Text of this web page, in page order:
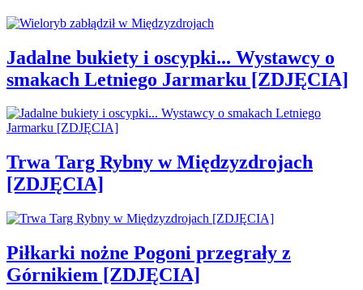
Jadalne bukiety i oscypki... Wystawcy o
smakach Letniego Jarmarku [ZDJĘCIA]
Trwa Targ Rybny w Międzyzdrojach
[ZDJĘCIA]
Piłkarki nożne Pogoni przegrały z
Górnikiem [ZDJĘCIA]